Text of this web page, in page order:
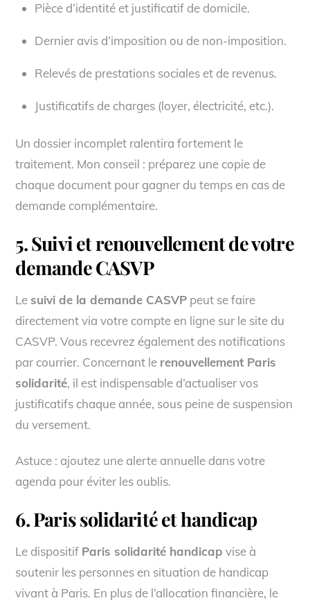
Pièce d’identité et justificatif de domicile.
Dernier avis d’imposition ou de non-imposition.
Relevés de prestations sociales et de revenus.
Justificatifs de charges (loyer, électricité, etc.).
Un dossier incomplet ralentira fortement le
traitement. Mon conseil : préparez une copie de
chaque document pour gagner du temps en cas de
demande complémentaire.
5. Suivi et renouvellement de votre
demande CASVP
Lesuivi de la demande CASVP peut se faire
directement via votre compte en ligne sur le site du
CASVP. Vous recevrez également des notifications
par courrier. Concernant le renouvellement Paris
solidarité, il est indispensable d’actualiser vos
justificatifs chaque année, sous peine de suspension
du versement.
Astuce : ajoutez une alerte annuelle dans votre
agenda pour éviter les oublis.
6. Paris solidarité et handicap
Le dispositif Paris solidarité handicap vise à
soutenir les personnes en situation de handicap
vivant à Paris. En plus de l’allocation financière, le